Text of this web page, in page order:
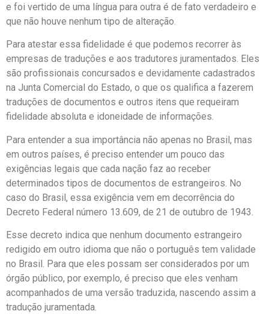
e foi vertido de uma língua para outra é de fato verdadeiro e
que não houve nenhum tipo de alteração.
Para atestar essa fidelidade é que podemos recorrer às
empresas de traduções e aos tradutores juramentados. Eles
são profissionais concursados e devidamente cadastrados
na Junta Comercial do Estado, o que os qualifica a fazerem
traduções de documentos e outros itens que requeiram
fidelidade absoluta e idoneidade de informações.
Para entender a sua importância não apenas no Brasil, mas
em outros países, é preciso entender um pouco das
exigências legais que cada nação faz ao receber
determinados tipos de documentos de estrangeiros. No
caso do Brasil, essa exigência vem em decorrência do
Decreto Federal número 13.609, de 21 de outubro de 1943.
Esse decreto indica que nenhum documento estrangeiro
redigido em outro idioma que não o português tem validade
no Brasil. Para que eles possam ser considerados por um
órgão público, por exemplo, é preciso que eles venham
acompanhados de uma versão traduzida, nascendo assim a
tradução juramentada.